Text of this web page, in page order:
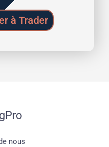
à Trader
nous